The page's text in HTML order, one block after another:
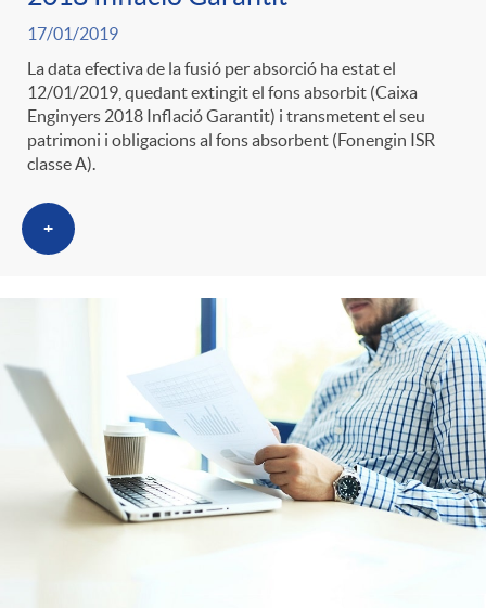
17/01/2019
La data efectiva de la fusió per absorció ha estat el
12/01/2019, quedant extingit el fons absorbit (Caixa
Enginyers 2018 Inflació Garantit) i transmetent el seu
patrimoni i obligacions al fons absorbent (Fonengin ISR
classe A).
+